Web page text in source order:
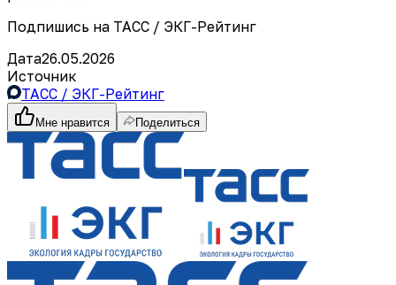
Подпишись на ТАСС / ЭКГ-Рейтинг
Дата26.05.2026
Источник
ТАСС / ЭКГ-Рейтинг
Мне нравится Поделиться